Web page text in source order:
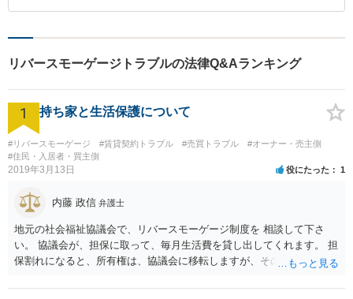
リバースモーゲージトラブルの法律Q&Aランキング
1 持ち家と生活保護について
#リバースモーゲージ #賃貸契約トラブル #売買トラブル
#オーナー・売主側
#住民・入居者・買主側
2019年3月13日 役にたった 1
内藤 政信 弁護士
地元の社会福祉協議会で、リバースモーゲージ制度を 相談して下さ
い。 協議会が、担保に取って、毎月生活費を貸し出してくれます。 担
保割れになると、所有権は、協議会に移転しますが、その とき、生活
って居住できますね。